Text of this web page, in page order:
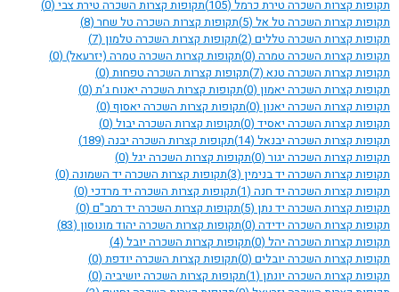
תקופות קצרות השכרה טירת כרמל (105) תקופות קצרות השכרה טירת צבי (0)
תקופות קצרות השכרה טל אל (5) תקופות קצרות השכרה טל שחר (8)
תקופות קצרות השכרה טללים (2) תקופות קצרות השכרה טלמון (7)
תקופות קצרות השכרה טמרה (0) תקופות קצרות השכרה טמרה (יזרעאל) (0)
תקופות קצרות השכרה טנא (7) תקופות קצרות השכרה טפחות (0)
תקופות קצרות השכרה יאמון (0) תקופות קצרות השכרה יאנוח ג’ת (0)
תקופות קצרות השכרה יאנון (0) תקופות קצרות השכרה יאסוף (0)
תקופות קצרות השכרה יאסיד (0) תקופות קצרות השכרה יבול (0)
תקופות קצרות השכרה יבנאל (14) תקופות קצרות השכרה יבנה (189)
תקופות קצרות השכרה יגור (0) תקופות קצרות השכרה יגל (0)
תקופות קצרות השכרה יד בנימין (3) תקופות קצרות השכרה יד השמונה (0)
תקופות קצרות השכרה יד חנה (1) תקופות קצרות השכרה יד מרדכי (0)
תקופות קצרות השכרה יד נתן (5) תקופות קצרות השכרה יד רמב"ם (0)
תקופות קצרות השכרה ידידה (0) תקופות קצרות השכרה יהוד מונוסון (83)
תקופות קצרות השכרה יהל (0) תקופות קצרות השכרה יובל (4)
תקופות קצרות השכרה יובלים (0) תקופות קצרות השכרה יודפת (0)
תקופות קצרות השכרה יונתן (1) תקופות קצרות השכרה יושיביה (0)